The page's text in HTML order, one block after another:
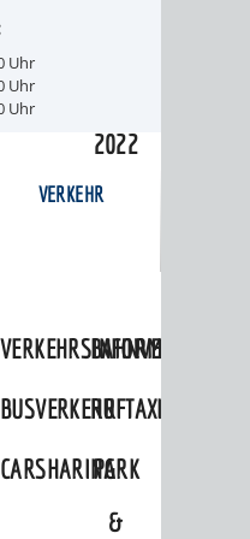
2022
VERKEHR
VERKEHRSINFORMATIONEN
BAHNVERKEHR
BUSVERKEHRRUFTAXI
CARSHARINGPARK
&
Uhr
Uhr
Uhr